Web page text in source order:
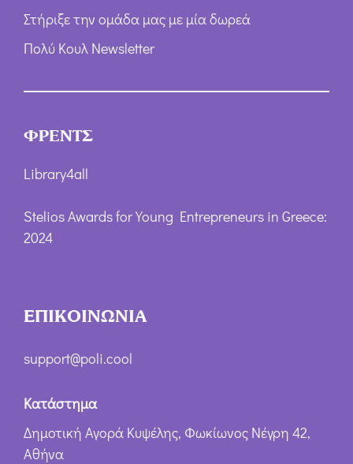
Στήριξε την ομάδα μας με μία δωρεά
Πολύ Κουλ Newsletter
ΦΡΕΝΤΣ
Library4all
Stelios Awards for Young Entrepreneurs in Greece:
2024
ΕΠΙΚΟΙΝΩΝΙΑ
support@poli.cool
Κατάστημα
Δημοτική Αγορά Κυψέλης, Φωκίωνος Νέγρη 42,
Αθήνα